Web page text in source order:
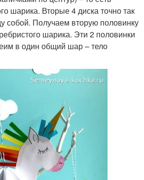
шарика. Вторые 4 диска точно так
собой. Получаем вторую половинку
шарика. Эти 2 половинки
в один общий шар – тело